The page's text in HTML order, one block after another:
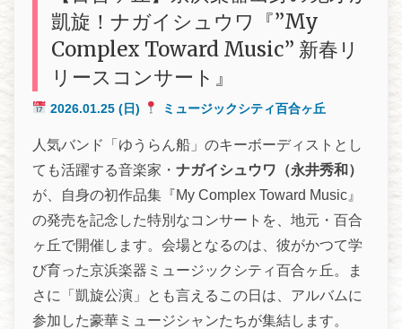
凱旋！ナガイシュウワ『”My
Complex Toward Music” 新春リ
リースコンサート』
2026.01.25 (日) ミュージックシティ百合ヶ丘
人気バンド「ゆうらん船」のキーボーディストとし
ても活躍する音楽家・ ナガイシュウワ（永井秀和）
が、自身の初作品集『My Complex Toward Music』
の発売を記念した特別なコンサートを、地元・百合
ヶ丘で開催します。会場となるのは、彼がかつて学
び育った京浜楽器ミュージックシティ百合ヶ丘。ま
さに「凱旋公演」とも言えるこの日は、アルバムに
参加した豪華ミュージシャンたちが集結します。